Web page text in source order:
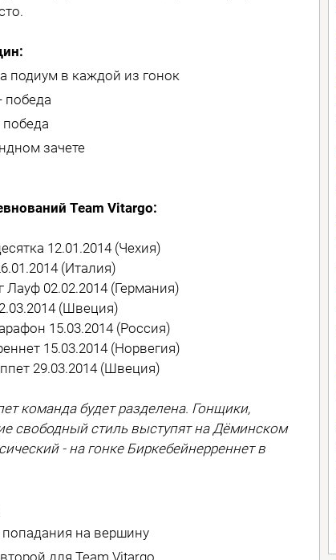
подиум в каждой из гонок
победа
победа
зачете
Team Vitargo:
12.01.2014 (Чехия)
(Италия)
02.02.2014 (Германия)
(Швеция)
15.03.2014 (Россия)
15.03.2014 (Норвегия)
29.03.2014 (Швеция)
команда будет разделена. Гонщики,
свободный стиль выступят на Дёминском
- на гонке Биркебейнерреннет в
попадания на вершину
для Team Vitargo